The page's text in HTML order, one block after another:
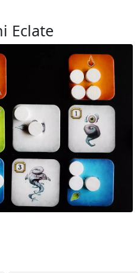
Eclate